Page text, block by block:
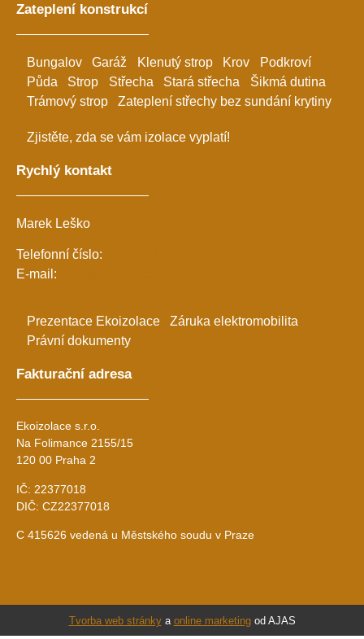
Zateplení konstrukcí
Bungalov Garáž Klenutý strop Krov
Podkroví
Půda
Strop Střecha Stará střecha
Šikmá dutina
Trámový strop
Zateplení střechy bez sundání krytiny
Zjistěte, zda se vám izolace vyplatí!
Rychlý kontakt
Marek Leško
Telefonní číslo:
E-mail:
Prezentace Ekoizolace
Záruka elektromobilita
Právní dokumenty
Fakturační adresa
Ekoizolace s.r.o.
Na Folimance 2155/15
120 00 Praha 2
IČ: 22377018
DIČ: CZ22377018
C 415626 vedená u Městského soudu v Praze
Tvorba web stránkya online marketingod AJAS